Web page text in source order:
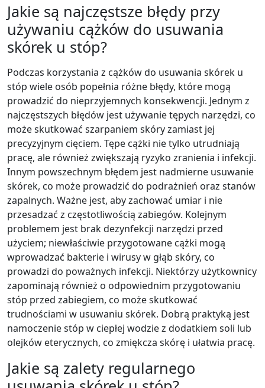
Jakie są najczęstsze błędy przy
używaniu cążków do usuwania
skórek u stóp?
Podczas korzystania z cążków do usuwania skórek u
stóp wiele osób popełnia różne błędy, które mogą
prowadzić do nieprzyjemnych konsekwencji. Jednym z
najczęstszych błędów jest używanie tępych narzędzi, co
może skutkować szarpaniem skóry zamiast jej
precyzyjnym cięciem. Tępe cążki nie tylko utrudniają
pracę, ale również zwiększają ryzyko zranienia i infekcji.
Innym powszechnym błędem jest nadmierne usuwanie
skórek, co może prowadzić do podrażnień oraz stanów
zapalnych. Ważne jest, aby zachować umiar i nie
przesadzać z częstotliwością zabiegów. Kolejnym
problemem jest brak dezynfekcji narzędzi przed
użyciem; niewłaściwie przygotowane cążki mogą
wprowadzać bakterie i wirusy w głąb skóry, co
prowadzi do poważnych infekcji. Niektórzy użytkownicy
zapominają również o odpowiednim przygotowaniu
stóp przed zabiegiem, co może skutkować
trudnościami w usuwaniu skórek. Dobrą praktyką jest
namoczenie stóp w ciepłej wodzie z dodatkiem soli lub
olejków eterycznych, co zmiękcza skórę i ułatwia pracę.
Jakie są zalety regularnego